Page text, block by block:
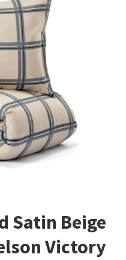
Satin Beige
Victory